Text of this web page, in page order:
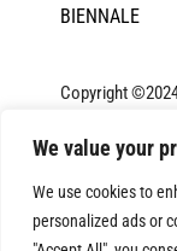
We value your
We use cookies to
personalized ads or
BIENNALE
Copyright
Privacy Policy